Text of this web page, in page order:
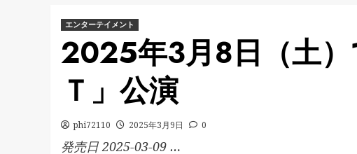
エンターテイメント
2025年3月8日（土
Ｔ」公演
phi72110 2025年3月9日 0
発売日 2025-03-09 …